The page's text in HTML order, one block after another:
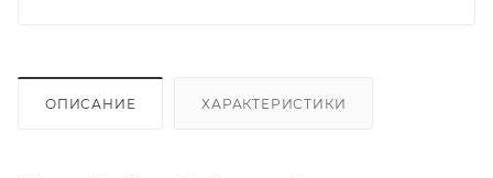
ОПИСАНИЕ ХАРАКТЕРИСТИКИ